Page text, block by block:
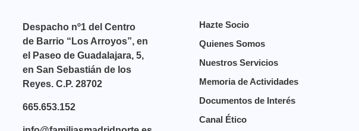
Despacho nº1 del Centro
de Barrio “Los Arroyos”, en
el Paseo de Guadalajara, 5,
en San Sebastián de los
Reyes. C.P. 28702
665.653.152
Hazte Socio
Quienes Somos
Nuestros Servicios
Memoria de Actividades
Documentos de Interés
Canal Ético